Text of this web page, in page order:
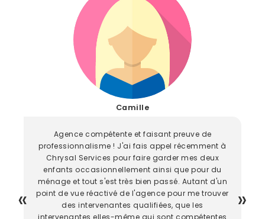
Camille
Agence compétente et faisant preuve de
professionnalisme ! J'ai fais appel récemment à
Chrysal Services pour faire garder mes deux
enfants occasionnellement ainsi que pour du
ménage et tout s'est très bien passé. Autant d'un
point de vue réactivé de l'agence pour me trouver
des intervenantes qualifiées, que les
intervenantes elles-même qui sont compétentes